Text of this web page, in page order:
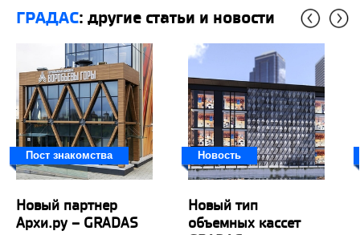
ГРАДАС: другие статьи и новости
Пост знакомства
​Новый партнер
Архи.ру – GRADAS
Новость
Новый тип
объемных кассет